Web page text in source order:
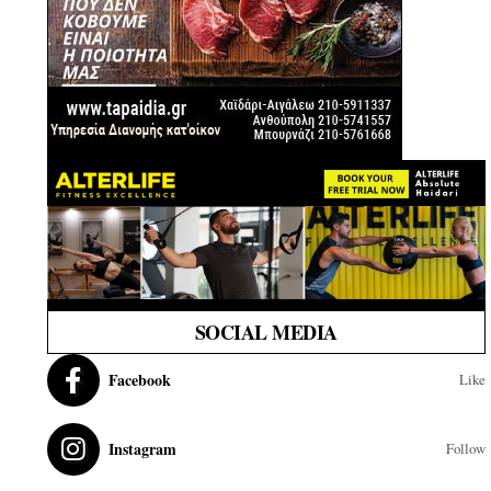
SOCIAL MEDIA
Facebook Like
Instagram Follow